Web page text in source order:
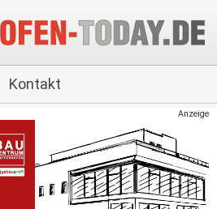
Kontakt
Anzeige